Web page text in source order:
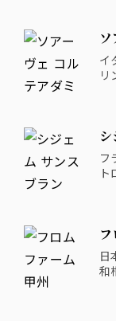
イ
リ
フ
日
和